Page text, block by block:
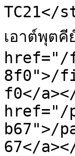
TC21</
เอาต์พุต
href="/
8f0">/
f0</
href="/
b67">/
67</